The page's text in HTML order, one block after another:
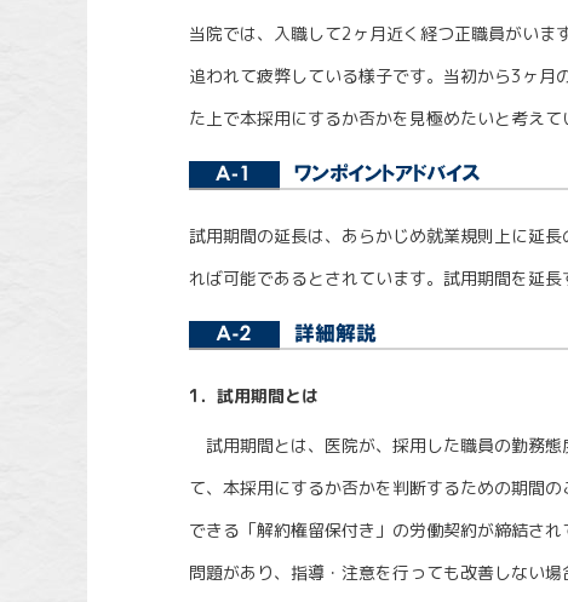
当院では、入職して2ヶ月近く経つ正職員がいま
追われて疲弊している様子です。当初から3ヶ月
た上で本採用にするか否かを見極めたいと考え
試用期間の延長は、あらかじめ就業規則上に延
れば可能であるとされています。試用期間を延
1．試用期間とは
試用期間とは、医院が、採用した職員の勤務
て、本採用にするか否かを判断するための期間
できる「解約権留保付き」の労働契約が締結さ
問題があり、指導・注意を行っても改善しない